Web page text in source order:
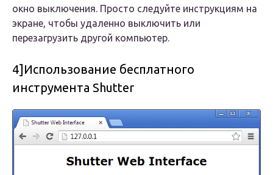
окно выключения. Просто следуйте инструкциям на
экране, чтобы удаленно выключить или
перезагрузить другой компьютер.
4]Использование бесплатного
инструмента Shutter